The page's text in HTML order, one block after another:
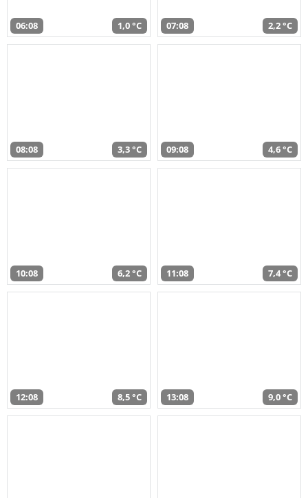
06:08 1,0 °C 07:08 2,2 °C
08:08 3,3 °C 09:08 4,6 °C
10:08 6,2 °C 11:08 7,4 °C
12:08 8,5 °C 13:08 9,0 °C